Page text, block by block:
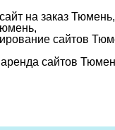
на заказ
сайтов
сайтов